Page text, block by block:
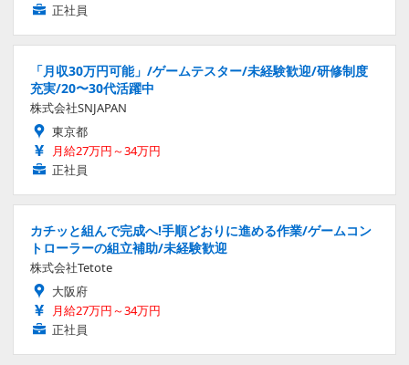
正社員
「月収30万円可能」/ゲームテスター/未経験歓迎/研修制度
充実/20〜30代活躍中
株式会社SNJAPAN
東京都
月給27万円～34万円
正社員
カチッと組んで完成へ!手順どおりに進める作業/ゲームコン
トローラーの組立補助/未経験歓迎
株式会社Tetote
大阪府
月給27万円～34万円
正社員